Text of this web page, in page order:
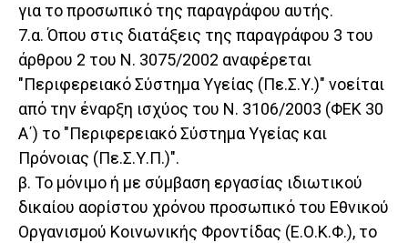
για το προσωπικό της παραγράφου αυτής.
7.α. Όπου στις διατάξεις της παραγράφου 3 του
άρθρου 2 του Ν. 3075/2002 αναφέρεται
"Περιφερειακό Σύστημα Υγείας (Πε.Σ.Υ.)" νοείται
από την έναρξη ισχύος του Ν. 3106/2003 (ΦΕΚ 30
Α΄) το "Περιφερειακό Σύστημα Υγείας και
Πρόνοιας (Πε.Σ.Υ.Π.)".
β. Το μόνιμο ή με σύμβαση εργασίας ιδιωτικού
δικαίου αορίστου χρόνου προσωπικό του Εθνικού
Οργανισμού Κοινωνικής Φροντίδας (Ε.Ο.Κ.Φ.), το